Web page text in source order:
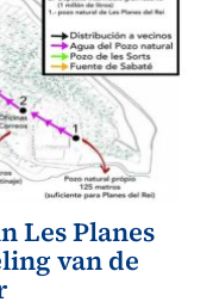
Les Planes
van de